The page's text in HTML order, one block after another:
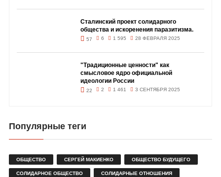
Сталинский проект солидарного
общества и искоренения паразитизма.
57 6 1 595 28 ФЕВРАЛЯ 2025
"Традиционные ценности" как
смысловое ядро официальной
идеологии России
22 2 1 461 3 СЕНТЯБРЯ 2025
Популярные теги
ОБЩЕСТВО СЕРГЕЙ МАКИЕНКО ОБЩЕСТВО БУДУЩЕГО
СОЛИДАРНОЕ ОБЩЕСТВО СОЛИДАРНЫЕ ОТНОШЕНИЯ